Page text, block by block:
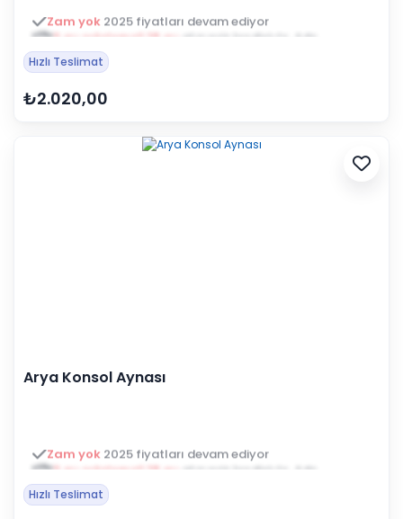
3 ay ertelemeli 18 ayalışveriş kredisiyle öde
Hızlı Teslimat
₺2.020,00
Arya Konsol Aynası
3 ay ertelemeli 18 ayalışveriş kredisiyle öde
Hızlı Teslimat